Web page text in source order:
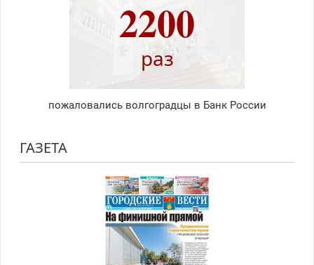
2200
раз
пожаловались волгоградцы в Банк России
ГАЗЕТА